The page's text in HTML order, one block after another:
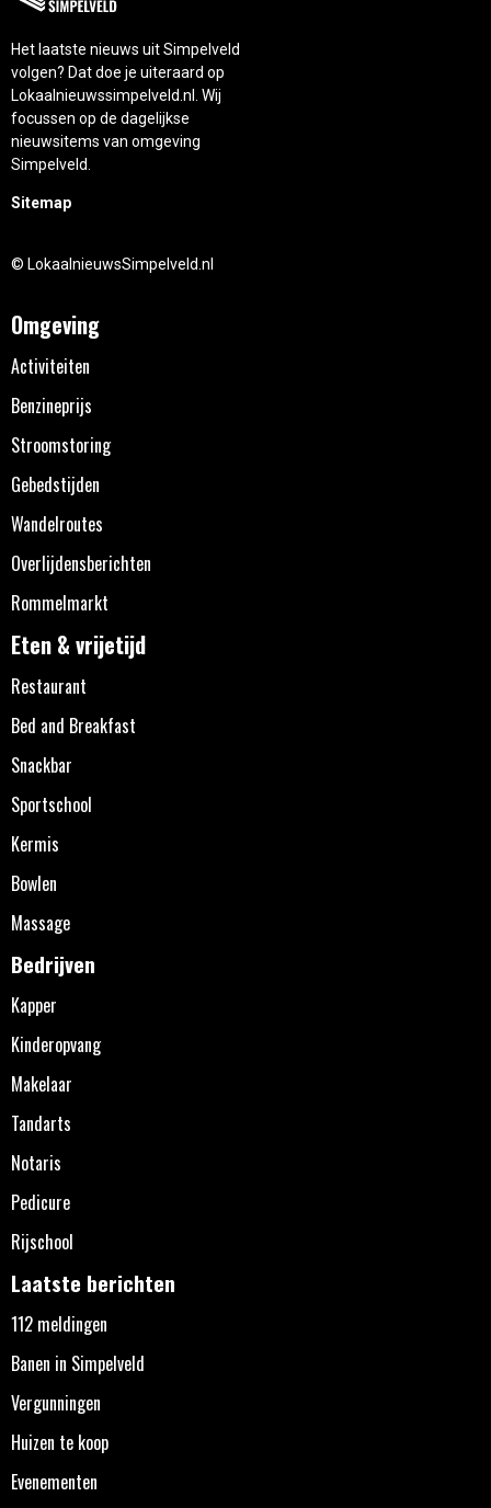
Het laatste nieuws uit Simpelveld
volgen? Dat doe je uiteraard op
Lokaalnieuwssimpelveld.nl. Wij
focussen op de dagelijkse
nieuwsitems van omgeving
Simpelveld.
Sitemap
© LokaalnieuwsSimpelveld.nl
Omgeving
Activiteiten
Benzineprijs
Stroomstoring
Gebedstijden
Wandelroutes
Overlijdensberichten
Rommelmarkt
Eten & vrijetijd
Restaurant
Bed and Breakfast
Snackbar
Sportschool
Kermis
Bowlen
Massage
Bedrijven
Kapper
Kinderopvang
Makelaar
Tandarts
Notaris
Pedicure
Rijschool
Laatste berichten
112 meldingen
Banen in Simpelveld
Vergunningen
Huizen te koop
Evenementen